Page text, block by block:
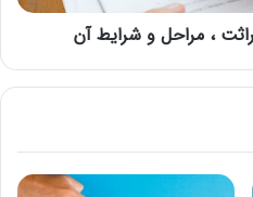
، مراحل و شرایط آن